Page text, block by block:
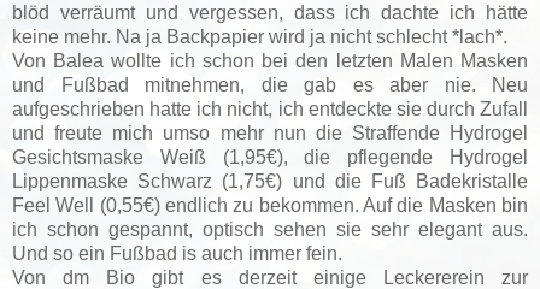
blöd verräumt und vergessen, dass ich dachte ich hätte
keine mehr. Na ja Backpapier wird ja nicht schlecht *lach*.
Von Balea wollte ich schon bei den letzten Malen Masken
und Fußbad mitnehmen, die gab es aber nie. Neu
aufgeschrieben hatte ich nicht, ich entdeckte sie durch Zufall
und freute mich umso mehr nun die Straffende Hydrogel
Gesichtsmaske Weiß (1,95€), die pflegende Hydrogel
Lippenmaske Schwarz (1,75€) und die Fuß Badekristalle
Feel Well (0,55€) endlich zu bekommen. Auf die Masken bin
ich schon gespannt, optisch sehen sie sehr elegant aus.
Und so ein Fußbad is auch immer fein.
Von dm Bio gibt es derzeit einige Leckererein zur